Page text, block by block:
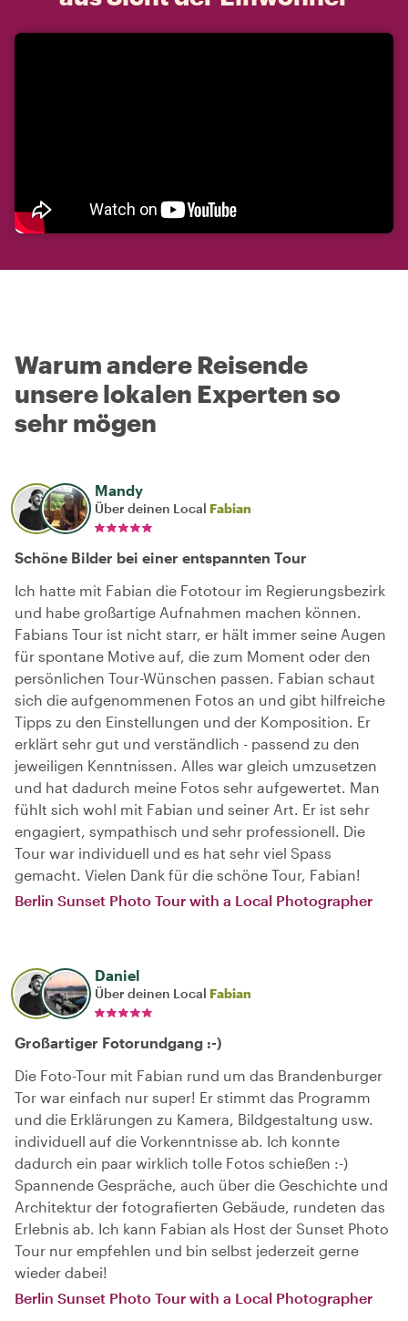
Warum andere Reisende
unsere lokalen Experten so
sehr mögen
Mandy
Über deinen Local Fabian
Schöne Bilder bei einer entspannten Tour
Ich hatte mit Fabian die Fototour im Regierungsbezirk
und habe großartige Aufnahmen machen können.
Fabians Tour ist nicht starr, er hält immer seine Augen
für spontane Motive auf, die zum Moment oder den
persönlichen Tour-Wünschen passen. Fabian schaut
sich die aufgenommenen Fotos an und gibt hilfreiche
Tipps zu den Einstellungen und der Komposition. Er
erklärt sehr gut und verständlich - passend zu den
jeweiligen Kenntnissen. Alles war gleich umzusetzen
und hat dadurch meine Fotos sehr aufgewertet. Man
fühlt sich wohl mit Fabian und seiner Art. Er ist sehr
engagiert, sympathisch und sehr professionell. Die
Tour war individuell und es hat sehr viel Spass
gemacht. Vielen Dank für die schöne Tour, Fabian!
Berlin Sunset Photo Tour with a Local Photographer
Daniel
Über deinen Local Fabian
Großartiger Fotorundgang :-)
Die Foto-Tour mit Fabian rund um das Brandenburger
Tor war einfach nur super! Er stimmt das Programm
und die Erklärungen zu Kamera, Bildgestaltung usw.
individuell auf die Vorkenntnisse ab. Ich konnte
dadurch ein paar wirklich tolle Fotos schießen :-)
Spannende Gespräche, auch über die Geschichte und
Architektur der fotografierten Gebäude, rundeten das
Erlebnis ab. Ich kann Fabian als Host der Sunset Photo
Tour nur empfehlen und bin selbst jederzeit gerne
wieder dabei!
Berlin Sunset Photo Tour with a Local Photographer